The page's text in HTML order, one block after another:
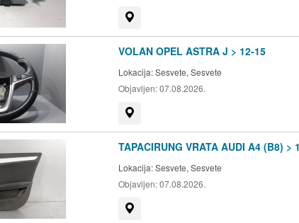
VOLAN OPEL ASTRA J > 12-15
Lokacija:Sesvete, Sesvete
Objavljen:07.08.2026.
TAPACIRUNG VRATA AUDI A4 (B8) >
Lokacija:Sesvete, Sesvete
Objavljen:07.08.2026.